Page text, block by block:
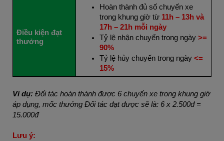
Điều kiện đạt
thưởng
Hoàn thành đủ số chuyến xe
trong khung giờ từ11h – 13h và
17h – 21h mỗi ngày
Tỷ lệ nhận chuyến trong ngày>=
90%
Tỷ lệ hủy chuyến trong ngày <=
15%
Ví dụ: Đối tác hoàn thành được 6 chuyến xe trong khung giờ
áp dụng, mốc thưởng Đối tác đạt được sẽ là: 6 x 2.500đ =
15.000đ
Lưu ý: